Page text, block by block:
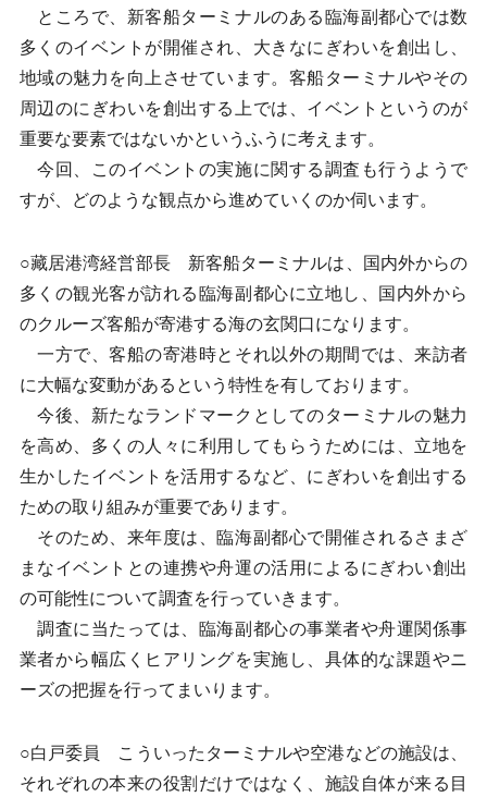
ところで、新客船ターミナルのある臨海副都心では数
多くのイベントが開催され、大きなにぎわいを創出し、
地域の魅力を向上させています。客船ターミナルやその
周辺のにぎわいを創出する上では、イベントというのが
重要な要素ではないかというふうに考えます。
今回、このイベントの実施に関する調査も行うようで
すが、どのような観点から進めていくのか伺います。
○藏居港湾経営部長 新客船ターミナルは、国内外からの
多くの観光客が訪れる臨海副都心に立地し、国内外から
のクルーズ客船が寄港する海の玄関口になります。
一方で、客船の寄港時とそれ以外の期間では、来訪者
に大幅な変動があるという特性を有しております。
今後、新たなランドマークとしてのターミナルの魅力
を高め、多くの人々に利用してもらうためには、立地を
生かしたイベントを活用するなど、にぎわいを創出する
ための取り組みが重要であります。
そのため、来年度は、臨海副都心で開催されるさまざ
まなイベントとの連携や舟運の活用によるにぎわい創出
の可能性について調査を行っていきます。
調査に当たっては、臨海副都心の事業者や舟運関係事
業者から幅広くヒアリングを実施し、具体的な課題やニ
ーズの把握を行ってまいります。
○白戸委員 こういったターミナルや空港などの施設は、
それぞれの本来の役割だけではなく、施設自体が来る目